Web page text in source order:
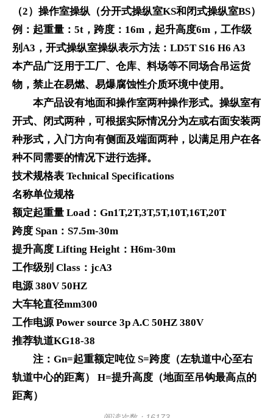
（2）操作室操纵（分开式操纵室KS和闭式操纵室BS）
例：起重量：5t，跨度：16m，起升高度6m，工作级
别A3，开式操纵室操纵表示方法：LD5T S16 H6 A3
本产品广泛用于工厂、仓库、料场等不同场合吊运货
物，禁止在易燃、易爆腐蚀性介质环境中使用。
本产品设有地面和操作室两种操作形式。操纵室有
开式、闭式两种，可根据实际情况分为左或右面安装两
种形式，入门方向有侧面及端面两种，以满足用户在各
种不同需要的情况下进行选择。
技术规格表 Technical Specifications
名称单位规格
额定起重量 Load：Gn1T,2T,3T,5T,10T,16T,20T
跨度 Span：S7.5m-30m
提升高度 Lifting Height：H6m-30m
工作级别 Class：jcA3
电源 380V 50HZ
大车轮直径mm300
工作电源 Power source 3p A.C 50HZ 380V
推荐轨道KG18-38
注：Gn=起重额定吨位 S=跨度（左轨道中心至右
轨道中心的距离） H=提升高度（地面至吊钩最高点的
距离）